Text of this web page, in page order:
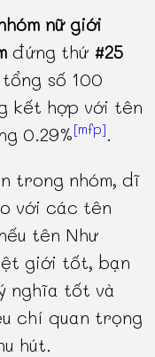
nữ giới
đứng thứ #25
số 100
kết hợp với tên
0.29%[mfp].
trong nhóm, dĩ
với các tên
tên Như
giới tốt, bạn
nghĩa tốt và
chí quan trọng
hút.